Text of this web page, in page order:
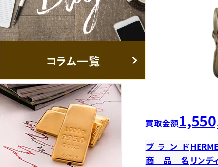
買取金額
ブランド
商品名 リンデ